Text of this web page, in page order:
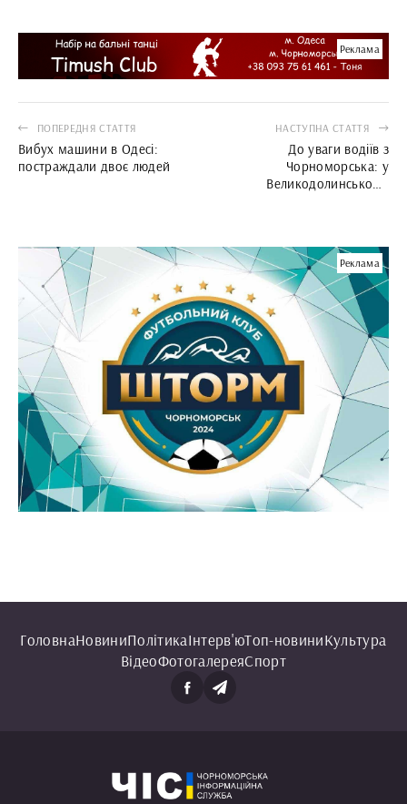
Реклама
ПОПЕРЕДНЯ СТАТТЯ
Вибух машини в Одесі:
постраждали двоє людей
НАСТУПНА СТАТТЯ
До уваги водіїв з
Чорноморська: у
Великодолинському
Реклама
ГоловнаНовиниПолітикаІнтерв'юТоп-новиниКультура
ВідеоФотогалереяСпорт